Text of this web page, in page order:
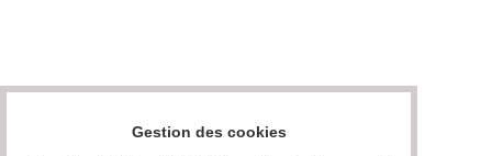
Gestion des cookies